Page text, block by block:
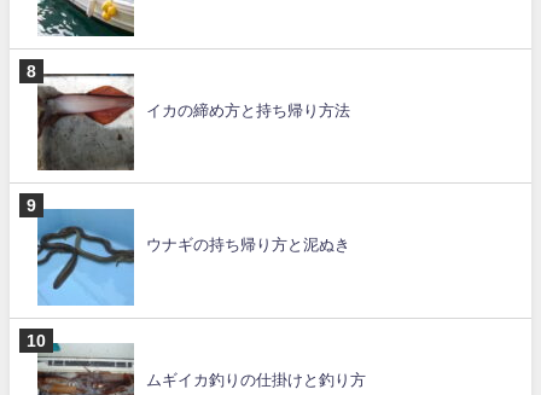
イカの締め方と持ち帰り方法
ウナギの持ち帰り方と泥ぬき
ムギイカ釣りの仕掛けと釣り方